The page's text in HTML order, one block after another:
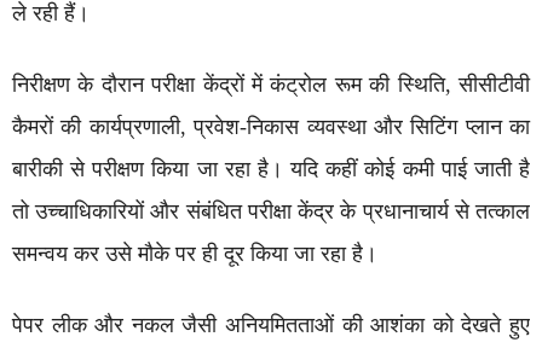
ले रही हैं।
निरीक्षण के दौरान परीक्षा केंद्रों में कंट्रोल रूम की स्थिति, सीसीटीवी
कैमरों की कार्यप्रणाली, प्रवेश-निकास व्यवस्था और सिटिंग प्लान का
बारीकी से परीक्षण किया जा रहा है। यदि कहीं कोई कमी पाई जाती है
तो उच्चाधिकारियों और संबंधित परीक्षा केंद्र के प्रधानाचार्य से तत्काल
समन्वय कर उसे मौके पर ही दूर किया जा रहा है।
पेपर लीक और नकल जैसी अनियमितताओं की आशंका को देखते हुए